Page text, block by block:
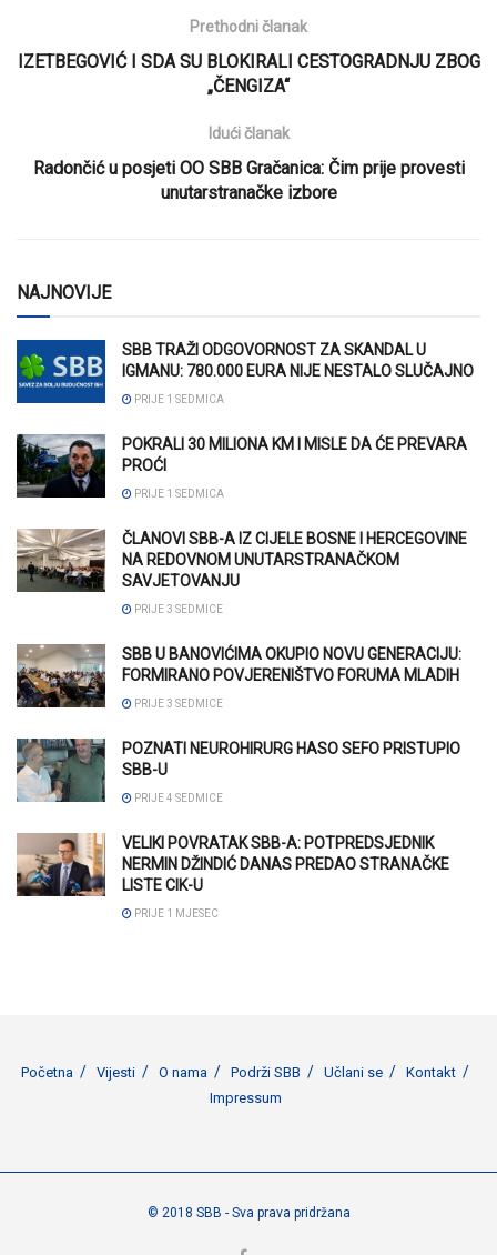
Prethodni članak
IZETBEGOVIĆ I SDA SU BLOKIRALI CESTOGRADNJU ZBOG
„ČENGIZA“
Idući članak
Radončić u posjeti OO SBB Gračanica: Čim prije provesti
unutarstranačke izbore
NAJNOVIJE
SBB TRAŽI ODGOVORNOST ZA SKANDAL U
IGMANU: 780.000 EURA NIJE NESTALO SLUČAJNO
PRIJE 1 SEDMICA
POKRALI 30 MILIONA KM I MISLE DA ĆE PREVARA
PROĆI
PRIJE 1 SEDMICA
ČLANOVI SBB-A IZ CIJELE BOSNE I HERCEGOVINE
NA REDOVNOM UNUTARSTRANAČKOM
SAVJETOVANJU
PRIJE 3 SEDMICE
SBB U BANOVIĆIMA OKUPIO NOVU GENERACIJU:
FORMIRANO POVJERENIŠTVO FORUMA MLADIH
PRIJE 3 SEDMICE
POZNATI NEUROHIRURG HASO SEFO PRISTUPIO
SBB-U
PRIJE 4 SEDMICE
VELIKI POVRATAK SBB-A: POTPREDSJEDNIK
NERMIN DŽINDIĆ DANAS PREDAO STRANAČKE
LISTE CIK-U
PRIJE 1 MJESEC
Početna Vijesti O nama Podrži SBB Učlani se
Kontakt
Impressum
© 2018 SBB - Sva prava pridržana